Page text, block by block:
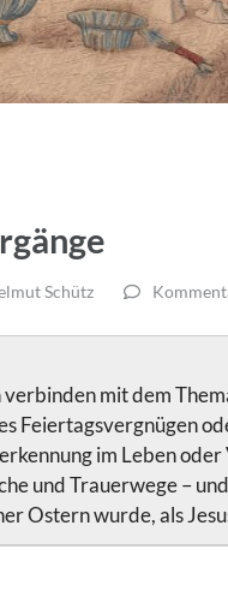
Schütz
verbinden mit dem
Feiertagsvergnügen
im Leben
und Trauerwege –
Ostern wurde, als